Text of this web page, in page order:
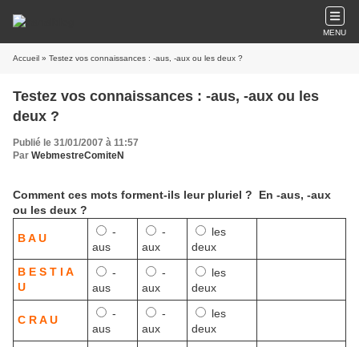
MENU
Accueil » Testez vos connaissances : -aus, -aux ou les deux ?
Testez vos connaissances : -aus, -aux ou les
deux ?
Publié le 31/01/2007 à 11:57
Par WebmestreComiteN
Comment ces mots forment-ils leur pluriel ? En -aus, -aux
ou les deux ?
B A U
-
aus
-
aux
les
deux
B E S T I A
U
-
aus
-
aux
les
deux
C R A U
-
aus
-
aux
les
deux